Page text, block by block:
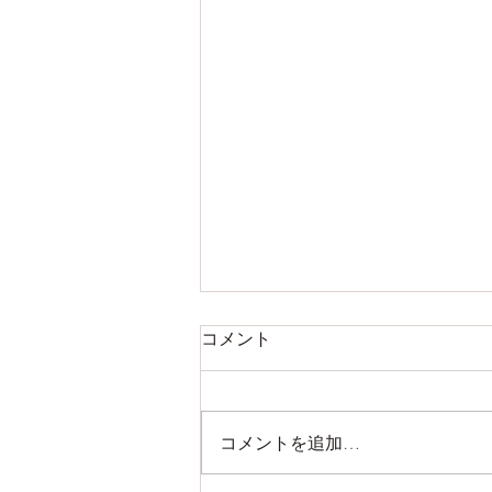
掛川フェアやります
コメント
コメントを追加…